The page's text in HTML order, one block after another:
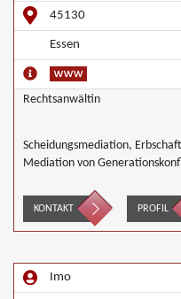
45130
Essen
Rechtsanwältin
Scheidungsmediation,
Mediation von
KONTAKT PROFIL
Imo